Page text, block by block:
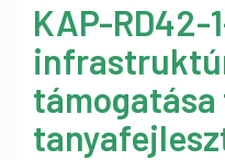
KAP-RD42-
támogatása